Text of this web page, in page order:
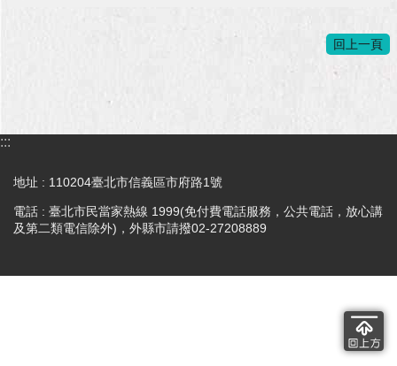
回上一頁
:::
地址 : 110204臺北市信義區市府路1號
電話 : 臺北市民當家熱線 1999(免付費電話服務，公共電話，放心講
及第二類電信除外)，外縣市請撥02-27208889